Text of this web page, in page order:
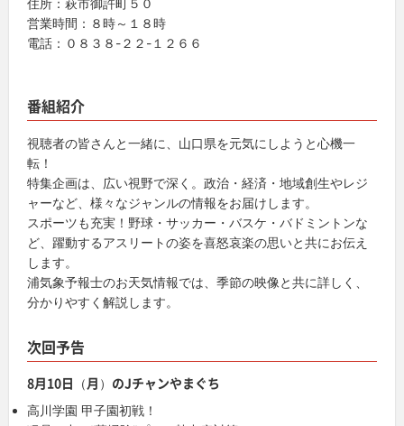
営業時間：８時～１８時
電話：０８３８-２２-１２６６
番組紹介
視聴者の皆さんと一緒に、山口県を元気にしようと心機一
転！
特集企画は、広い視野で深く。政治・経済・地域創生やレジ
ャーなど、様々なジャンルの情報をお届けします。
スポーツも充実！野球・サッカー・バスケ・バドミントンな
ど、躍動するアスリートの姿を喜怒哀楽の思いと共にお伝え
します。
浦気象予報士のお天気情報では、季節の映像と共に詳しく、
分かりやすく解説します。
次回予告
8月10日（月）のJチャンやまぐち
高川学園 甲子園初戦！